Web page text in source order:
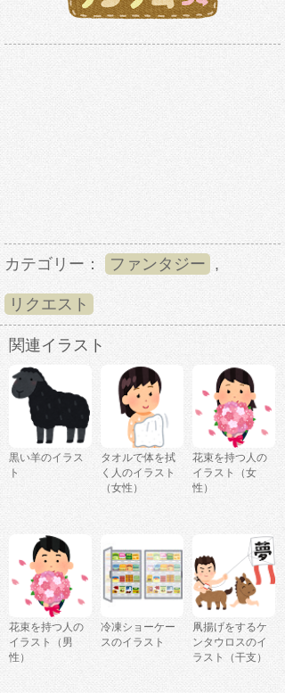
カテゴリー： ファンタジー ,
リクエスト
関連イラスト
黒い羊のイラス
ト
タオルで体を拭
く人のイラスト
（女性）
花束を持つ人の
イラスト（女
性）
花束を持つ人の
イラスト（男
性）
冷凍ショーケー
スのイラスト
凧揚げをするケ
ンタウロスのイ
ラスト（干支）